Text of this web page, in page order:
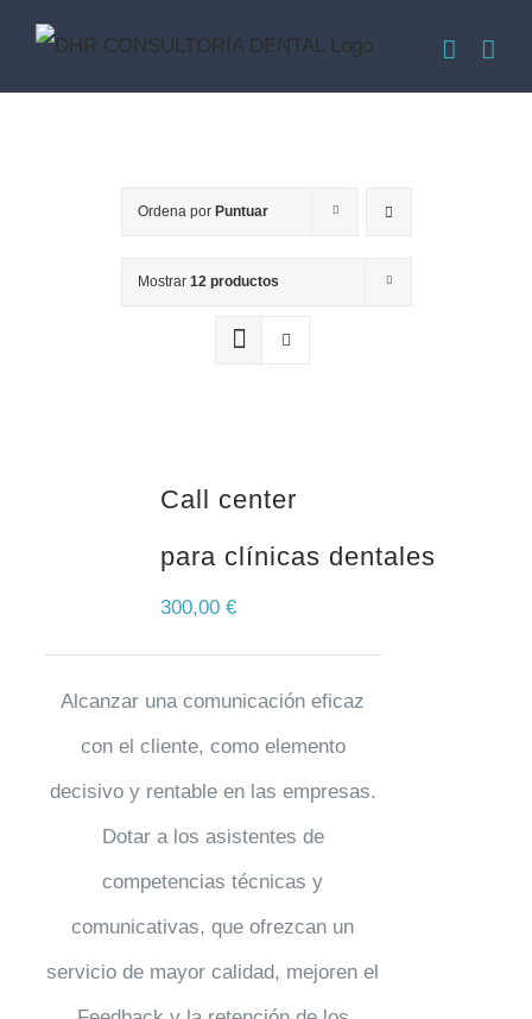
Saltar
Ordena por Puntuar
Mostrar 12 productos
Call center
para clínicas dentales
300,00 €
Alcanzar una comunicación eficaz
con el cliente, como elemento
decisivo y rentable en las empresas.
Dotar a los asistentes de
competencias técnicas y
comunicativas, que ofrezcan un
servicio de mayor calidad, mejoren el